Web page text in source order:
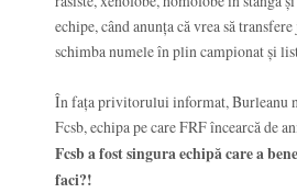
echipe, când anunța că vrea să
schimba numele în plin campionat și
În fața privitorului informat, Burleanu
Fcsb, echipa pe care FRF încearcă de
Fcsb a fost singura echipă care a
faci?!